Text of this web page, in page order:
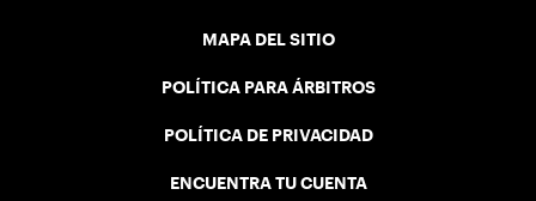
MAPA DEL SITIO
POLÍTICA PARA ÁRBITROS
POLÍTICA DE PRIVACIDAD
ENCUENTRA TU CUENTA